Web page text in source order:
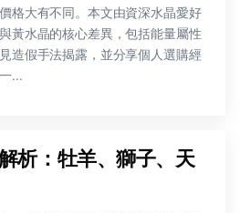
格大有不同。本文由資深水晶愛好
黃水晶的核心差異，包括能量屬性
造假手法揭露，並分享個人選購經
...
析：牡羊、獅子、天